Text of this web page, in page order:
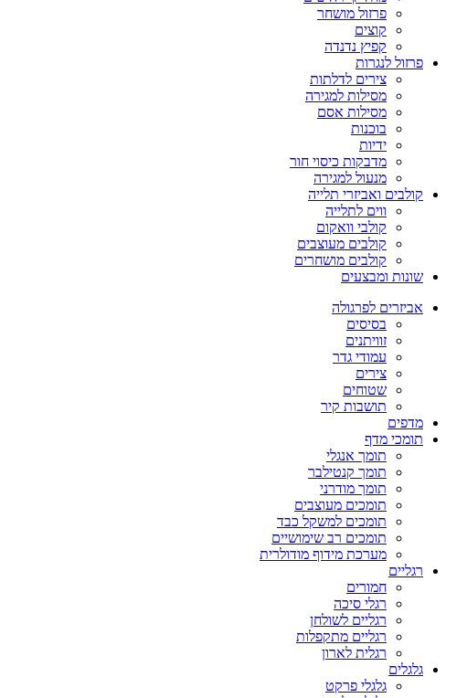
פרזול מושחר
קוצים
קפיץ נדנדה
פרזול לנגרות
צירים לדלתות
מסילות למגירה
מסילות אסם
בוכנות
ידיות
מדבקות כיסוי חור
מנעול למגירה
קולבים ואביזרי תלייה
ווים לתלייה
קולבי וואקום
קולבים מעוצבים
קולבים מושחרים
שונות ומבצעים
אביזרים לפרגולה
בסיסים
זוויתנים
עמודי גדר
צירים
שטוחים
תושבות קיר
מדפים
תומכי מדף
תומך אנגלי
תומך קנטילבר
תומך מודרני
תומכים מעוצבים
תומכים למשקל כבד
תומכים רב שימושיים
מערכת מידוף מודולרית
רגליים
חמורים
רגלי סיכה
רגליים לשולחן
רגליים מתקפלות
רגלית לארון
גלגלים
גלגלי פרקט